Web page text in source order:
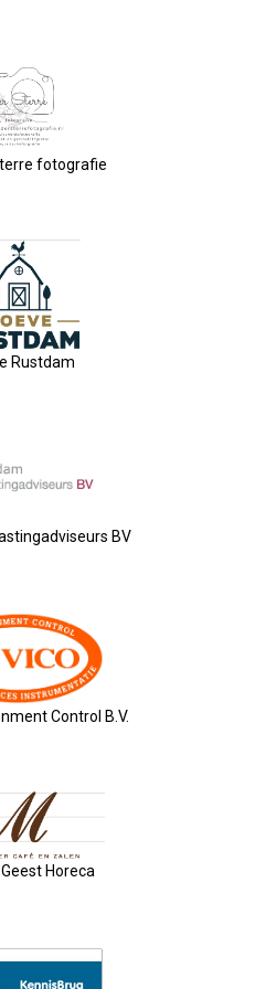
(!!)
Rijneke Boulevard
Ledendag
Van De Ondernemer
2026 ALV!
fotografie
Rustdam
BV
Control B.V.
Horeca